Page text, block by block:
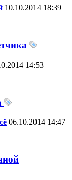
10.10.2014 18:39
14:53
06.10.2014 14:47